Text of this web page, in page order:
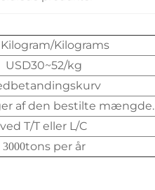
Kilograms
USD30~52/kg
af den bestilte mængde.
ved T/T eller L/C
3000tons per år